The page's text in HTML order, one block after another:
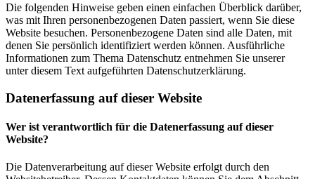
Die folgenden Hinweise geben einen einfachen Überblick darüber,
was mit Ihren personenbezogenen Daten passiert, wenn Sie diese
Website besuchen. Personenbezogene Daten sind alle Daten, mit
denen Sie persönlich identifiziert werden können. Ausführliche
Informationen zum Thema Datenschutz entnehmen Sie unserer
unter diesem Text aufgeführten Datenschutzerklärung.
Datenerfassung auf dieser Website
Wer ist verantwortlich für die Datenerfassung auf dieser
Website?
Die Datenverarbeitung auf dieser Website erfolgt durch den